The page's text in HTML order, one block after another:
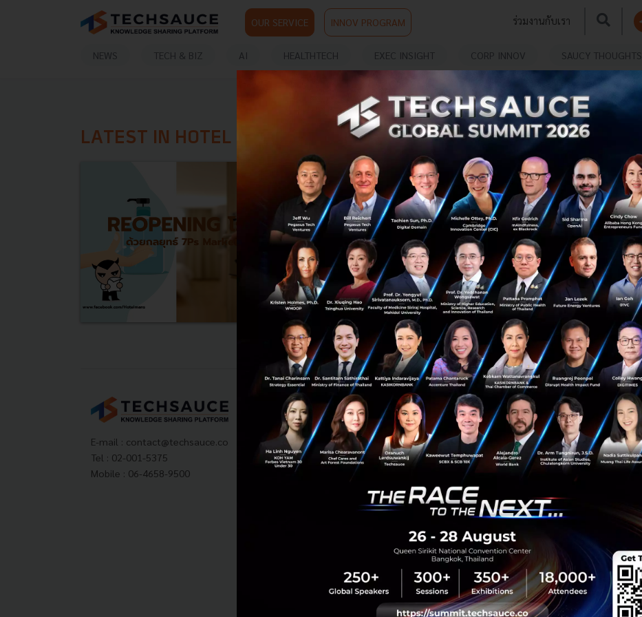
OUR SERVICE INNOV PROGRAM ร่วมงานกับเรา
NEWS TECH & BIZ AI HEALTHTECH EXEC INSIGHT CORP INNOV SAUCY THOUGHTS
LATEST IN HOTEL REOPENING
REOPENING โรงแรมด้วยกลยุทธ์ 7Ps Marketing
Mix
แน่นอนว่าหลัง COVID-19 หลายๆ อย่างจะถูกเปลี่ยนแปลงไป
ด้วยพฤติกรรมของผู้บริโภคเองที่จะมีความคุ้นชินกับการใช้
ชีวิตที่รักษาระยะห่างทางสังคม (Social Distancing) และใส่ใจ
กับสุขอนามัยของต...
มิถุนายน 15, 2020| ByHotel Mans
0
Tech & Biz hotelman hotelmantravel Hotel Reopening
Reopening hotel after covid-19
E-mail : contact@techsauce.co
Tel : 02-001-5375
Mobile : 06-4658-9500
Techsauce Media
About Techsauce
Techsauce Services
Privacy Policy
ส่งบทความ
Techsauce Global Summit
Trending Tags
Corporate Innovation
Digital Transformation
E-Commerce
Startup
Technology